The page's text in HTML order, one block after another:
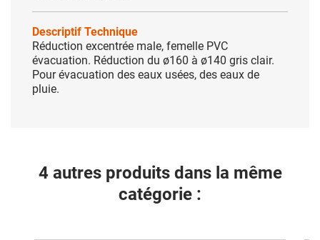
Descriptif Technique
Réduction excentrée male, femelle PVC
évacuation. Réduction du ø160 à ø140 gris clair.
Pour évacuation des eaux usées, des eaux de
pluie.
4 autres produits dans la même
catégorie :